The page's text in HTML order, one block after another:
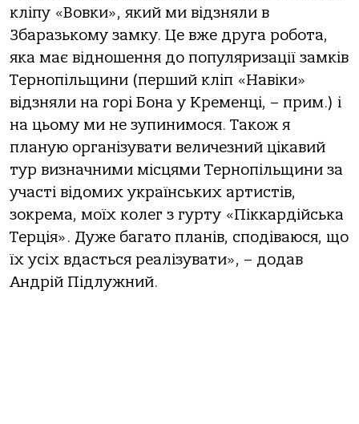
кліпу «Вовки», який ми відзняли в
Збаразькому замку. Це вже друга робота,
яка має відношення до популяризації замків
Тернопільщини (перший кліп «Навіки»
відзняли на горі Бона у Кременці, – прим.) і
на цьому ми не зупинимося. Також я
планую організувати величезний цікавий
тур визначними місцями Тернопільщини за
участі відомих українських артистів,
зокрема, моїх колег з гурту «Піккардійська
Терція». Дуже багато планів, сподіваюся, що
їх усіх вдасться реалізувати», – додав
Андрій Підлужний.